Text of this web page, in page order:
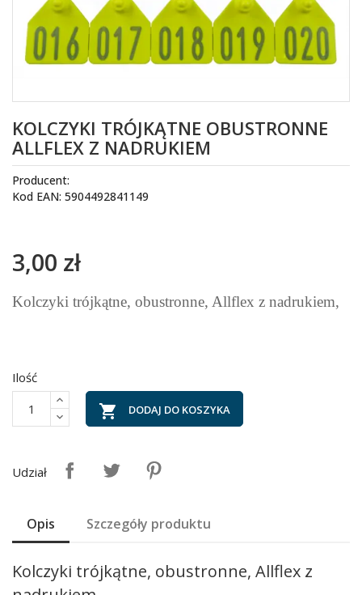
KOLCZYKI TRÓJKĄTNE OBUSTRONNE
ALLFLEX Z NADRUKIEM
Producent:
Kod EAN: 5904492841149
3,00 zł
Kolczyki trójkątne, obustronne, Allflex z nadrukiem,
Ilość
 DODAJ DO KOSZYKA
Udział
Opis Szczegóły produktu
Kolczyki trójkątne, obustronne, Allflex z